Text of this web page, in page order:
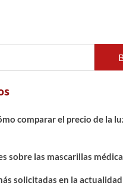
comparar el precio de la
sobre las mascarillas
solicitadas en la actualidad